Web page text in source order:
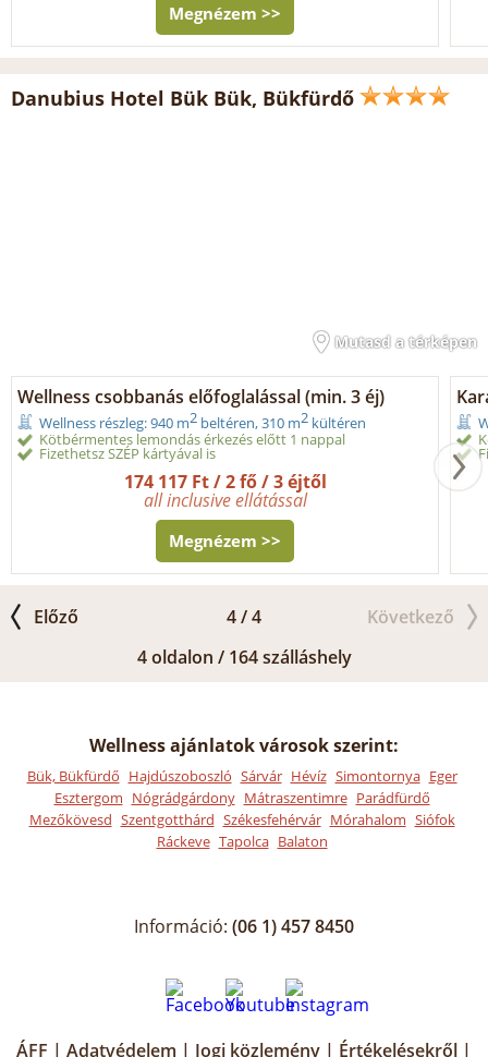
Megnézem >>
Danubius Hotel Bük Bük, Bükfürdő
Mutasd a térképen
Wellness csobbanás előfoglalással (min. 3 éj)
Wellness részleg: 940 m2 beltéren, 310 m2 kültéren
Kötbérmentes lemondás érkezés előtt 1 nappal
Fizethetsz SZÉP kártyával is
174 117 Ft / 2 fő / 3 éjtől
all inclusive ellátással
Megnézem >>
Előző 4 / 4
Következő
4 oldalon / 164 szálláshely
Wellness ajánlatok városok szerint:
Bük, Bükfürdő Hajdúszoboszló Sárvár Hévíz Simontornya Eger
Esztergom Nógrádgárdony Mátraszentimre Parádfürdő
Mezőkövesd Szentgotthárd Székesfehérvár Mórahalom Siófok
Ráckeve Tapolca Balaton
Információ: (06 1) 457 8450
ÁFF | Adatvédelem | Jogi közlemény | Értékelésekről |